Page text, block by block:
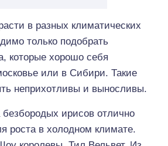
в разных климатических
только подобрать
которые хорошо себя
или в Сибири. Такие
неприхотливы и выносливы.
безбородых ирисов отлично
роста в холодном климате.